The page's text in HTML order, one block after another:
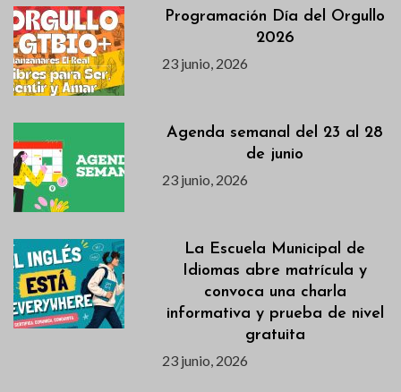
Programación Día del Orgullo
2026
23 junio, 2026
Agenda semanal del 23 al 28
de junio
23 junio, 2026
La Escuela Municipal de
Idiomas abre matrícula y
convoca una charla
informativa y prueba de nivel
gratuita
23 junio, 2026